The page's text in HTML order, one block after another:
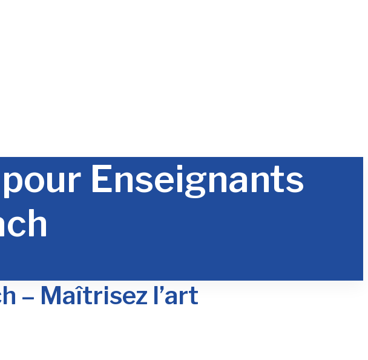
Enseignants
– Maîtrisez l’art